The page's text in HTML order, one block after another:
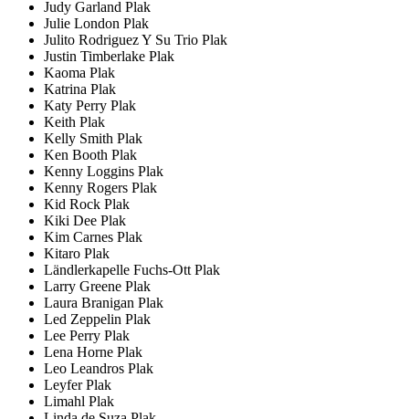
Judy Garland Plak
Julie London Plak
Julito Rodriguez Y Su Trio Plak
Justin Timberlake Plak
Kaoma Plak
Katrina Plak
Katy Perry Plak
Keith Plak
Kelly Smith Plak
Ken Booth Plak
Kenny Loggins Plak
Kenny Rogers Plak
Kid Rock Plak
Kiki Dee Plak
Kim Carnes Plak
Kitaro Plak
Ländlerkapelle Fuchs-Ott Plak
Larry Greene Plak
Laura Branigan Plak
Led Zeppelin Plak
Lee Perry Plak
Lena Horne Plak
Leo Leandros Plak
Leyfer Plak
Limahl Plak